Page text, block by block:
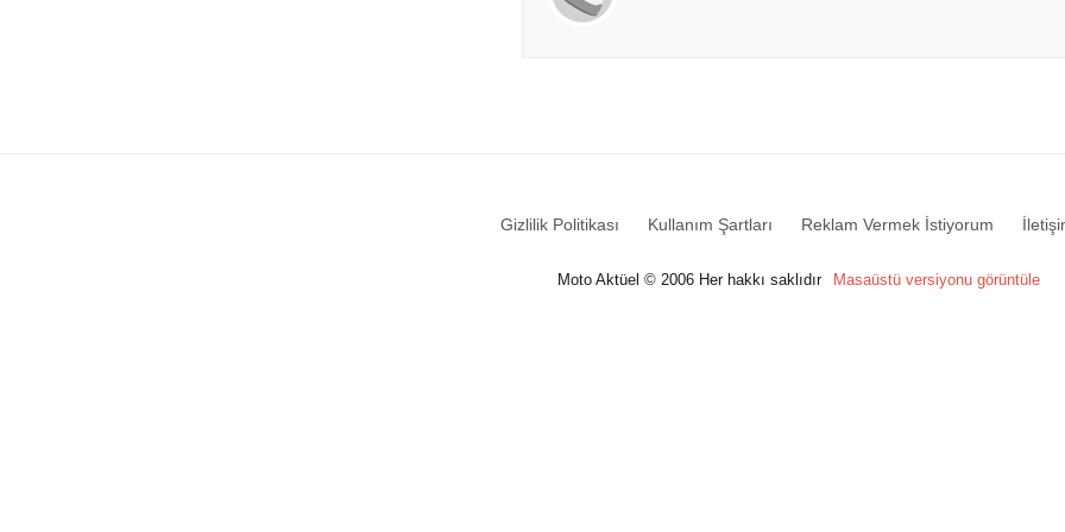
Gizlilik Politikası Kullanım Şartları Reklam Vermek İstiyorum
Moto Aktüel © 2006 Her hakkı saklıdır Masaüstü versiyonu görüntüle